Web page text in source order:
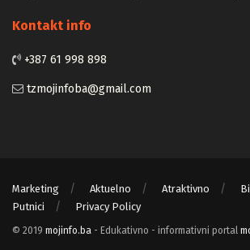
Kontakt info
+387 61 998 898
tzmojinfoba@gmail.com
Marketing Aktuelno Atraktivno
Putnici
Privacy Policy
© 2019 mojinfo.ba - Edukativno - informativni portal